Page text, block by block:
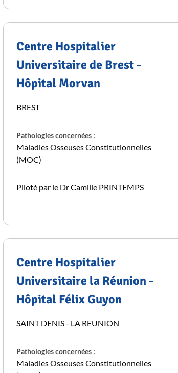
Centre Hospitalier
Universitaire de Brest -
Hôpital Morvan
BREST
Pathologies concernées :
Maladies Osseuses Constitutionnelles
(MOC)
Piloté par le Dr Camille PRINTEMPS
Centre Hospitalier
Universitaire la Réunion -
Hôpital Félix Guyon
SAINT DENIS - LA REUNION
Pathologies concernées :
Maladies Osseuses Constitutionnelles